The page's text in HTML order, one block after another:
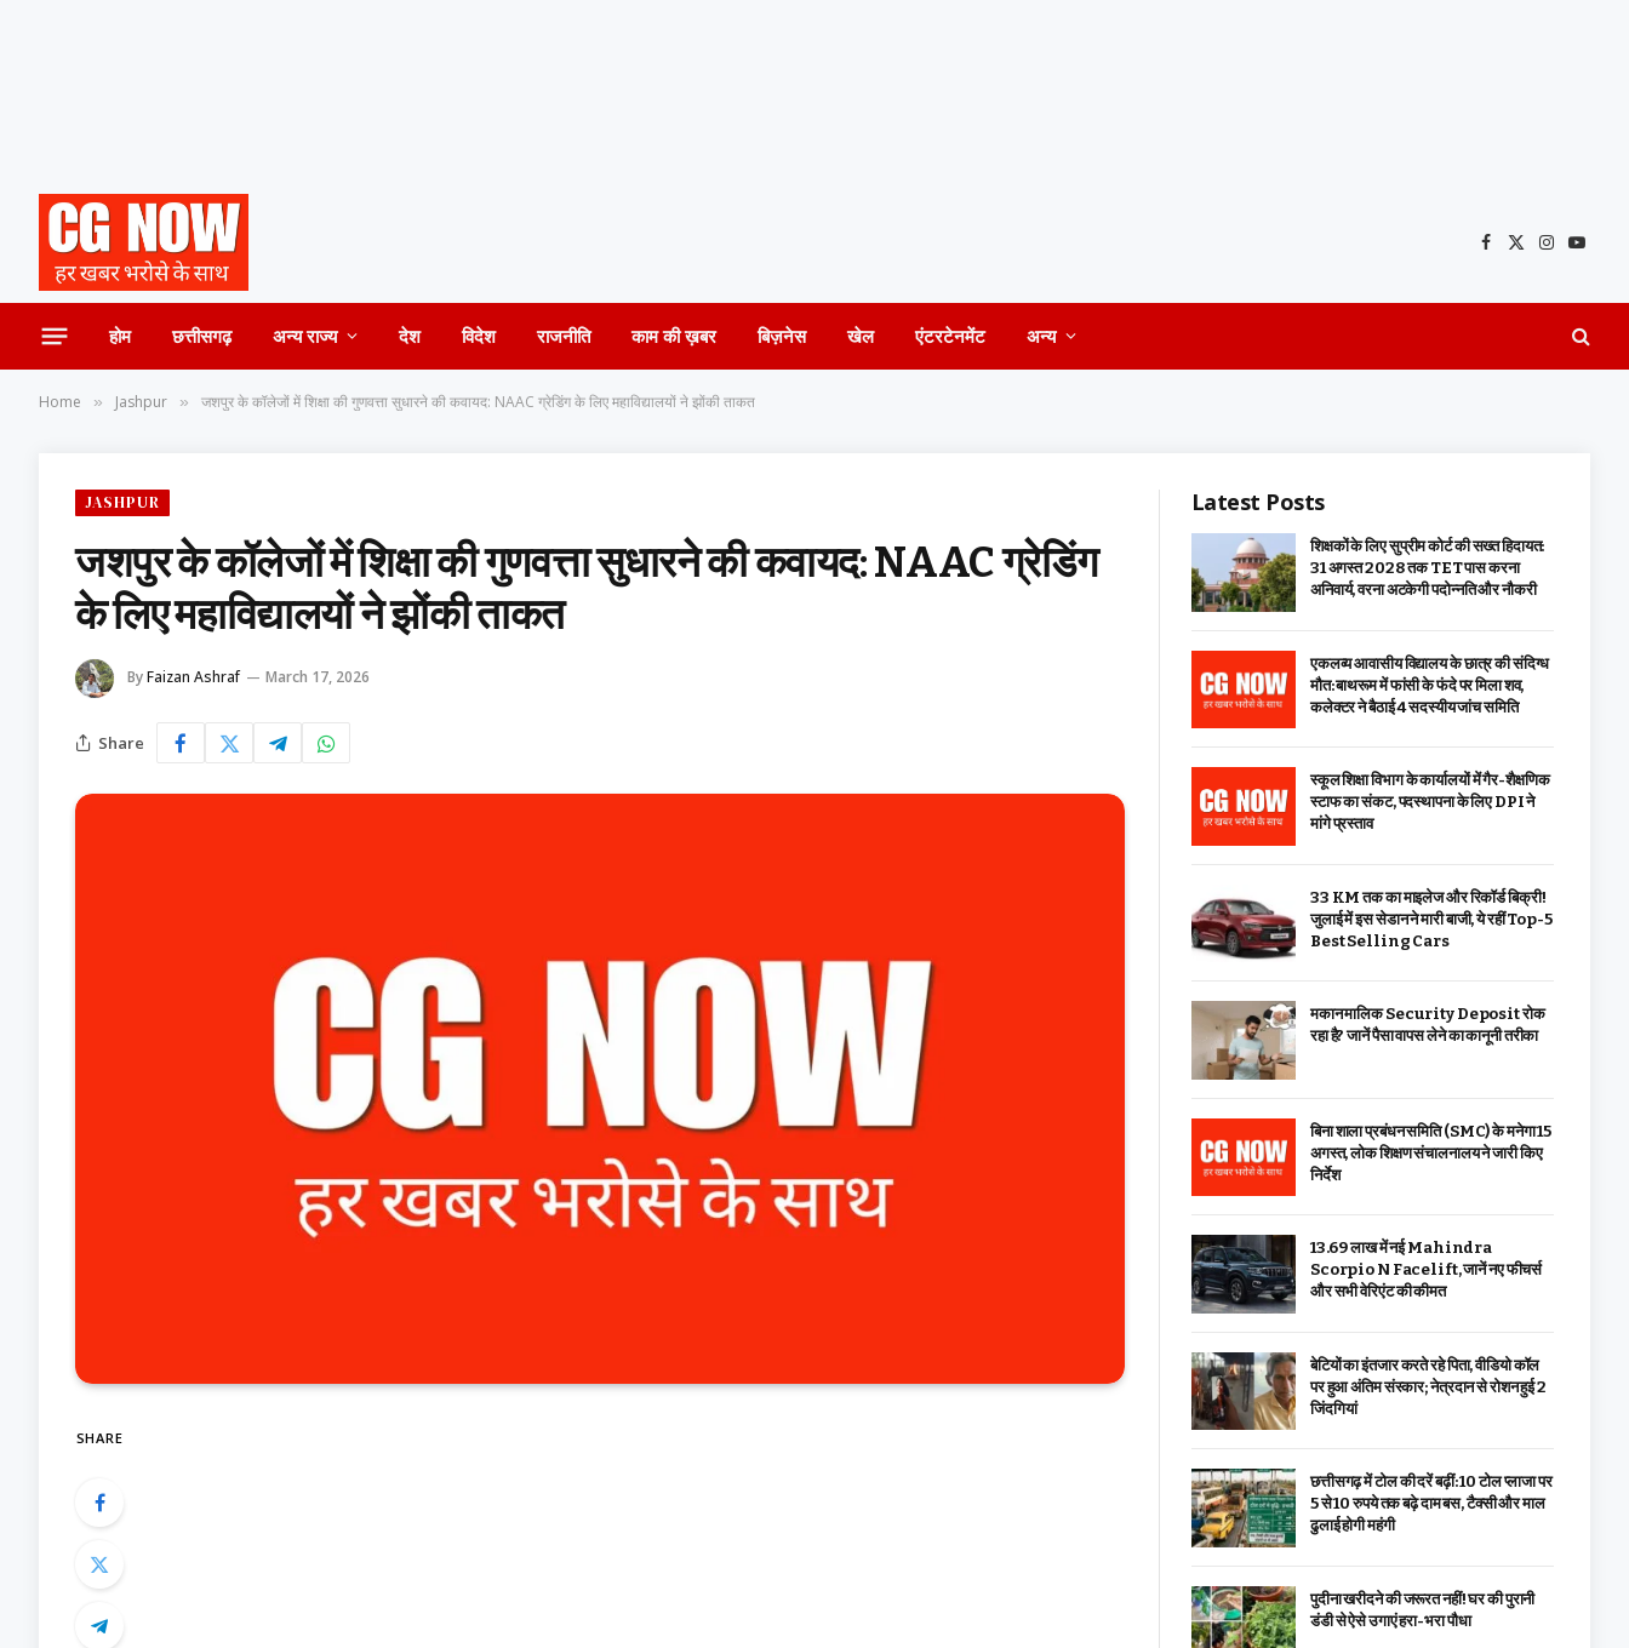
Facebook
X
Instagram
होम छत्तीसगढ़ अन्य राज्य देश विदेश राजनीति काम की ख़बर बिज़नेस खेल एंटरटेनमेंट अन्य
Home » Jashpur » जशपुर के कॉलेजों में शिक्षा की गुणवत्ता सुधारने की कवायद: NAAC ग्रेडिंग के लिए महाविद्यालयों ने झोंकी ताकत
JASHPUR
जशपुर के कॉलेजों में शिक्षा की गुणवत्ता सुधारने की कवायद: NAAC ग्रेडिंग
के लिए महाविद्यालयों ने झोंकी ताकत
ByFaizan Ashraf March 17, 2026
Share
SHARE
Latest Posts
शिक्षकों के लिए सुप्रीम कोर्ट की सख्त हिदायत:
31 अगस्त 2028 तक TET पास करना
अनिवार्य, वरना अटकेगी पदोन्नति और नौकरी
एकलव्य आवासीय विद्यालय के छात्र की संदिग्ध
मौत: बाथरूम में फांसी के फंदे पर मिला शव,
कलेक्टर ने बैठाई 4 सदस्यीय जांच समिति
स्कूल शिक्षा विभाग के कार्यालयों में गैर-शैक्षणिक
स्टाफ का संकट, पदस्थापना के लिए DPI ने
मांगे प्रस्ताव
33 KM तक का माइलेज और रिकॉर्ड बिक्री!
जुलाई में इस सेडान ने मारी बाजी, ये रहीं Top-5
Best Selling Cars
मकान मालिक Security Deposit रोक
रहा है? जानें पैसा वापस लेने का कानूनी तरीका
बिना शाला प्रबंधन समिति (SMC) के मनेगा 15
अगस्त, लोक शिक्षण संचालनालय ने जारी किए
निर्देश
₹13.69 लाख में नई Mahindra
Scorpio N Facelift, जानें नए फीचर्स
और सभी वेरिएंट की कीमत
बेटियों का इंतजार करते रहे पिता, वीडियो कॉल
पर हुआ अंतिम संस्कार; नेत्रदान से रोशन हुई 2
जिंदगियां
छत्तीसगढ़ में टोल की दरें बढ़ीं: 10 टोल प्लाजा पर
5 से 10 रुपये तक बढ़े दाम बस, टैक्सी और माल
ढुलाई होगी महंगी
पुदीना खरीदने की जरूरत नहीं! घर की पुरानी
डंडी से ऐसे उगाएं हरा-भरा पौधा